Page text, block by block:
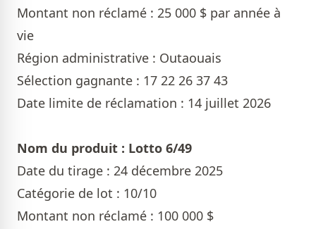
Montant non réclamé : 25 000 $ par année à
vie
Région administrative : Outaouais
Sélection gagnante : 17 22 26 37 43
Date limite de réclamation : 14 juillet 2026
Nom du produit : Lotto 6/49
Date du tirage : 24 décembre 2025
Catégorie de lot : 10/10
Montant non réclamé : 100 000 $